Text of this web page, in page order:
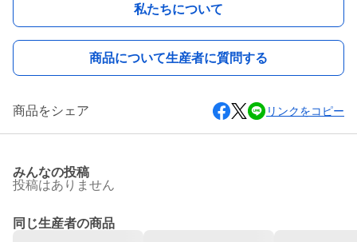
私たちについて
商品について生産者に質問する
商品をシェア リンクをコピー
みんなの投稿
投稿はありません
同じ生産者の商品